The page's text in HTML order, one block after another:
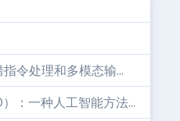
令处理和多模态输...
：一种人工智能方法...